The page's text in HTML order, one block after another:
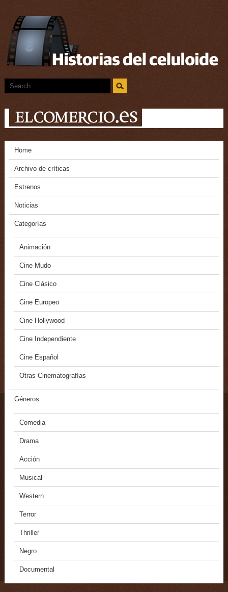
Home
Archivo de críticas
Estrenos
Noticias
Categorías
Animación
Cine Mudo
Cine Clásico
Cine Europeo
Cine Hollywood
Cine Independiente
Cine Español
Otras Cinematografías
Géneros
Comedia
Drama
Acción
Musical
Western
Terror
Thriller
Negro
Documental